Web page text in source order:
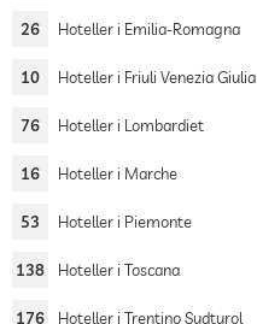
26 Hoteller i Emilia-Romagna
10 Hoteller i Friuli Venezia Giulia
76 Hoteller i Lombardiet
16 Hoteller i Marche
53 Hoteller i Piemonte
138 Hoteller i Toscana
176 Hoteller i Trentino Sydtyrol